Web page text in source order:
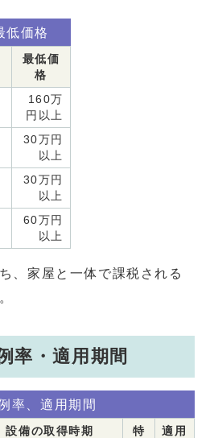
低価格
最低価
格
160万
円以上
30万円
以上
30万円
以上
60万円
以上
、家屋と一体で課税される
率・適用期間
率、適用期間
設備の取得時期
特
適用